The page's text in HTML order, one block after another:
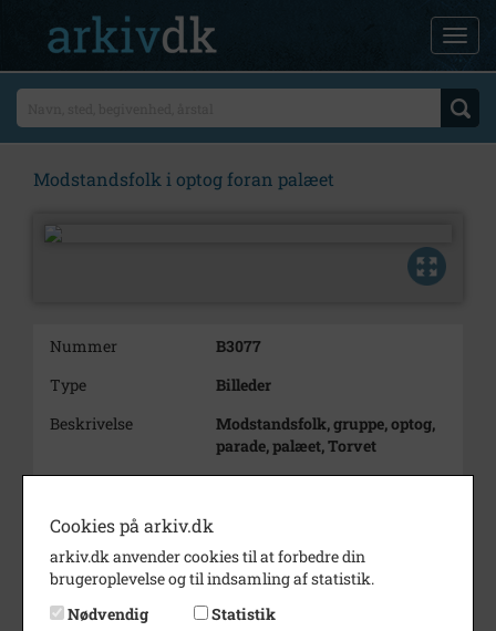
Modstandsfolk i optog foran palæet
Nummer
B3077
Type
Billeder
Beskrivelse
Modstandsfolk, gruppe, optog,
parade, palæet, Torvet
modstanden under 2.
verdenskrig.
Årstal
1945
Cookies på arkiv.dk
arkiv.dk anvender cookies til at forbedre din
brugeroplevelse og til indsamling af statistik.
Nødvendig
Statistik